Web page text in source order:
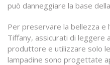
può danneggiare la base
Per preservare la bellezza e
Tiffany, assicurati di
produttore e utilizzare solo
lampadine sono progettate